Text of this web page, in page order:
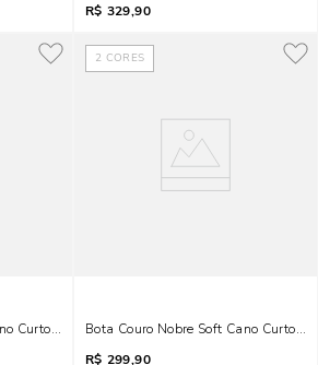
R$ 329,90
Nobre Soft Cano Curto Marrom
2 CORES
Bota Couro Nobre Soft Cano
R$ 299,90